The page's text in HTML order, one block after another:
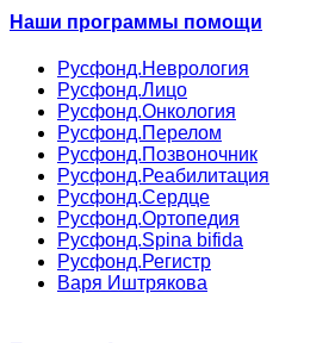
Наши программы помощи
Русфонд.Неврология
Русфонд.Лицо
Русфонд.Онкология
Русфонд.Перелом
Русфонд.Позвоночник
Русфонд.Реабилитация
Русфонд.Сердце
Русфонд.Ортопедия
Русфонд.Spina bifida
Русфонд.Регистр
Варя Иштрякова